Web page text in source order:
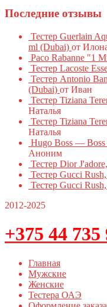
Последние отзывы
Тестер Guerlain
ml (Dubai) от
Paco Rabanne "1
Тестер Lacoste
Тестер Antonio
(Dubai) от Иван
Тестер Tiziana
Наталья
Тестер Tiziana
Наталья
Hugo Boss — Boss
Аноним
Тестер Dior
Тестер Gucci
Тестер Gucci
2012-2025
+375 44 735
Главная
Мужские
Женские
Тестера ОАЭ